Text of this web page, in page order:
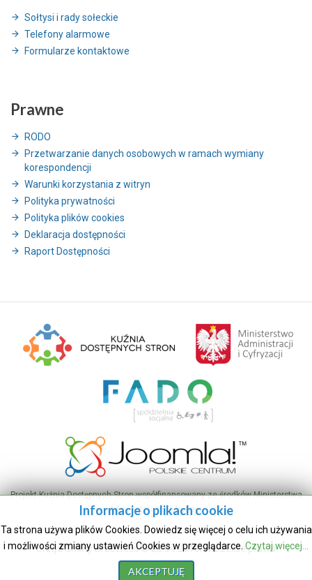
Sołtysi i rady sołeckie
Telefony alarmowe
Formularze kontaktowe
Prawne
RODO
Przetwarzanie danych osobowych w ramach wymiany
korespondencji
Warunki korzystania z witryn
Polityka prywatności
Polityka plików cookies
Deklaracja dostępności
Raport Dostępności
Projekt Kuźnia Dostępnych Stron współfinansowany ze środków Ministerstwa
Administracji i Cyfryzacji
Urząd Gminy Brzeźnica © 25.04.2018r. Wszelkie prawa
zastrzeżone.
Informacje o plikach cookie
Ta strona używa plików Cookies. Dowiedz się więcej o celu ich używania
i możliwości zmiany ustawień Cookies w przeglądarce. Czytaj więcej...
AKCEPTUJĘ